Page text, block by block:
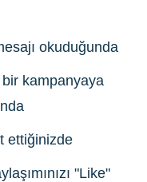
okuduğunda
kampanyaya
ettiğinizde
"Like"